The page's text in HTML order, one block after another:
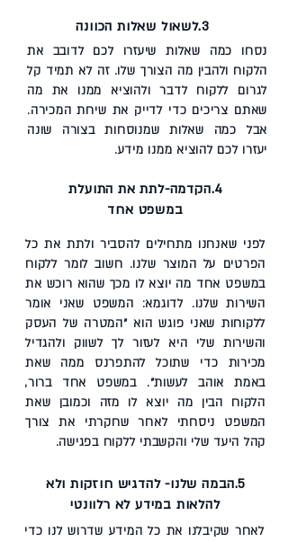
3.לשאול שאלות הכוונה
נסחו כמה שאלות שיעזרו לכם לדובב את
הלקוח ולהבין מה הצורך שלו. זה לא תמיד קל
לגרום ללקוח לדבר ולהוציא ממנו את מה
שאתם צריכים כדי לדייק את שיחת המכירה.
אבל כמה שאלות שמנוסחות בצורה שונה
יעזרו לכם להוציא ממנו מידע.
4.הקדמה-לתת את התועלת
במשפט אחד
לפני שאנחנו מתחילים להסביר ולתת את כל
הפרטים על המוצר שלנו. חשוב לומר ללקוח
במשפט אחד מה יוצא לו מכך שהוא רוכש את
השירות שלנו. לדוגמא: המשפט שאני אומר
ללקוחות שאני פוגש הוא "המטרה של העסק
והשירות שלי היא לעזור לך לשווק ולהגדיל
מכירות כדי שתוכל להתפרנס ממה שאת
באמת אוהב לעשות". במשפט אחד ברור,
הלקוח הבין מה יוצא לו מזה וכמובן שאת
המשפט ניסחתי לאחר שחקרתי את צורך
קהל היעד שלי והקשבתי ללקוח בפגישה.
5.הבמה שלנו- להדגיש חוזקות ולא
להלאות במידע לא רלוונטי
לאחר שקיבלנו את כל המידע שדרוש לנו כדי